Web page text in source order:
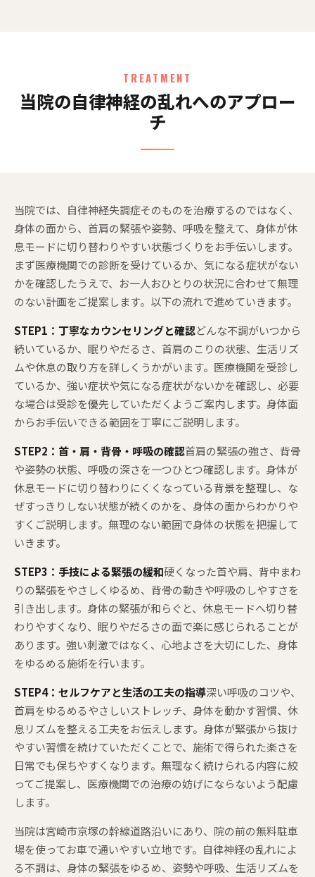
TREATMENT
当院の自律神経の乱れへのアプロー
チ
当院では、自律神経失調症そのものを治療するのではなく、
身体の面から、首肩の緊張や姿勢、呼吸を整えて、身体が休
息モードに切り替わりやすい状態づくりをお手伝いします。
まず医療機関での診断を受けているか、気になる症状がない
かを確認したうえで、お一人おひとりの状況に合わせて無理
のない計画をご提案します。以下の流れで進めていきます。
STEP1：丁寧なカウンセリングと確認どんな不調がいつから
続いているか、眠りやだるさ、首肩のこりの状態、生活リズ
ムや休息の取り方を詳しくうかがいます。医療機関を受診し
ているか、強い症状や気になる症状がないかを確認し、必要
な場合は受診を優先していただくようご案内します。身体面
からお手伝いできる範囲を丁寧にご説明します。
STEP2：首・肩・背骨・呼吸の確認首肩の緊張の強さ、背骨
や姿勢の状態、呼吸の深さを一つひとつ確認します。身体が
休息モードに切り替わりにくくなっている背景を整理し、な
ぜすっきりしない状態が続くのかを、身体の面からわかりや
すくご説明します。無理のない範囲で身体の状態を把握して
いきます。
STEP3：手技による緊張の緩和硬くなった首や肩、背中まわ
りの緊張をやさしくゆるめ、背骨の動きや呼吸のしやすさを
引き出します。身体の緊張が和らぐと、休息モードへ切り替
わりやすくなり、眠りやだるさの面で楽に感じられることが
あります。強い刺激ではなく、心地よさを大切にした、身体
をゆるめる施術を行います。
STEP4：セルフケアと生活の工夫の指導深い呼吸のコツや、
首肩をゆるめるやさしいストレッチ、身体を動かす習慣、休
息リズムを整える工夫をお伝えします。身体が緊張から抜け
やすい習慣を続けていただくことで、施術で得られた楽さを
日常でも保ちやすくなります。無理なく続けられる内容に絞
ってご提案し、医療機関での治療の妨げにならないよう配慮
します。
当院は宮崎市京塚の幹線道路沿いにあり、院の前の無料駐車
場を使ってお車で通いやすい立地です。自律神経の乱れによ
る不調は、身体の緊張をゆるめ、姿勢や呼吸、生活リズムを